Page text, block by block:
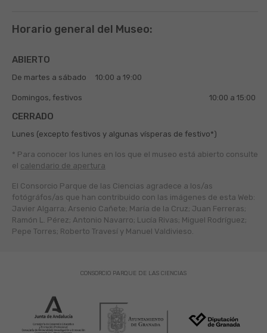
Horario general del Museo:
ABIERTO
De martes a sábado 10:00 a 19:00
Domingos, festivos 10:00 a 15:00
CERRADO
Lunes (excepto festivos y algunas vísperas de festivo*)
* Para conocer los lunes en los que el museo está abierto consulte
el calendario de apertura
El Consorcio Parque de las Ciencias agradece a los/as
fotógráfos/as que han contribuido con las imágenes de esta Web:
Javier Algarra; Arsenio Cañete; María de la Cruz; Juan Ferreras;
Ramón L. Pérez; Antonio Navarro; Lucía Rivas; Miguel Rodríguez;
Pepe Torres; Roberto Travesí y Manuel Valdivieso.
CONSORCIO PARQUE DE LAS CIENCIAS